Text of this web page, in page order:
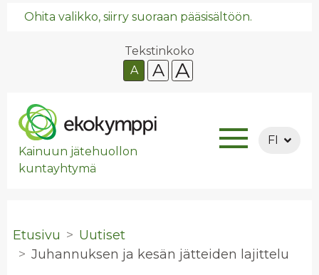
Ohita valikko, siirry suoraan pääsisältöön.
Tekstinkoko
A
A A
Kainuun jätehuollon
kuntayhtymä
FI
Etusivu
Uutiset
Ju­han­nuk­sen ja kesän jät­tei­den la­jit­te­lu